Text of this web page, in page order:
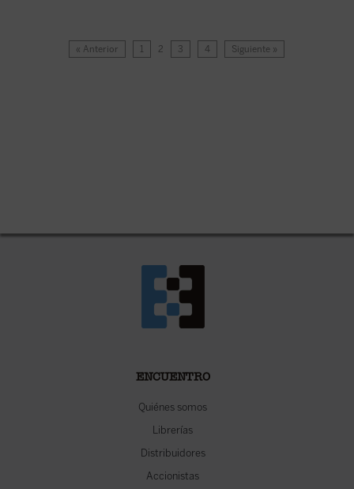
« Anterior 1 2 3 4 Siguiente »
ENCUENTRO
Quiénes somos
Librerías
Distribuidores
Accionistas